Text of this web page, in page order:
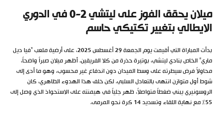
ميلان يحقق الفوز على ليتشي 2-0 في الدوري
الايطالي بتغيير تكتيكي حاسم
بدأت المباراة التي أقيمت يوم الجمعة 29 أغسطس 2025، على أرضية ملعب “فيا ديل
ماري” الخاص بنادي ليتشي، بوتيرة حذرة من كلا الفريقين. أظهر ميلان صبراً واضحاً،
محاولاً فرض سيطرته على وسط الميدان دون اندفاع غير محسوب، وهو ما أدى إلى
شوط أول متوازن انتهى بالتعادل السلبي. لكن خلف هذا الهدوء الظاهري، كان
الروسونيري يبني ضغطاً متواصلاً، ظهر جلياً في هيمنته على الاستحواذ الذي وصل إلى
55% مع نهاية اللقاء وتسديد 14 كرة نحو المرمى.